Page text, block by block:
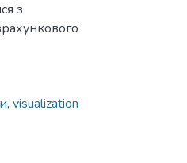
з
, visualization